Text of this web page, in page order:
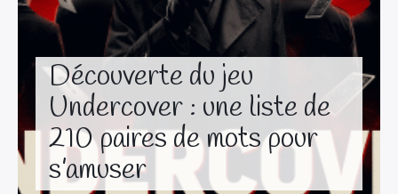
Découverte du jeu
Undercover : une liste de
210 paires de mots pour
s’amuser
Amour